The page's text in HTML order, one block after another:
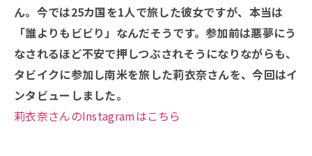
ん。今では25カ国を1人で旅した彼女ですが、本当は
「誰よりもビビり」なんだそうです。参加前は悪夢にう
なされるほど不安で押しつぶされそうになりながらも、
タビイクに参加し南米を旅した莉衣奈さんを、今回はイ
ンタビューしました。
莉衣奈さんのInstagramはこちら